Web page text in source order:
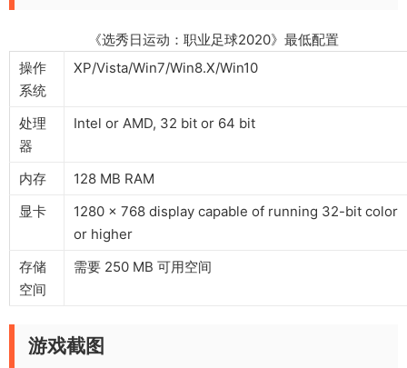
《选秀日运动：职业足球2020》最低配置
操作
系统
XP/Vista/Win7/Win8.X/Win10
处理
器
Intel or AMD, 32 bit or 64 bit
内存
128 MB RAM
显卡
1280 x 768 display capable of running 32-bit color
or higher
存储
空间
需要 250 MB 可用空间
游戏截图